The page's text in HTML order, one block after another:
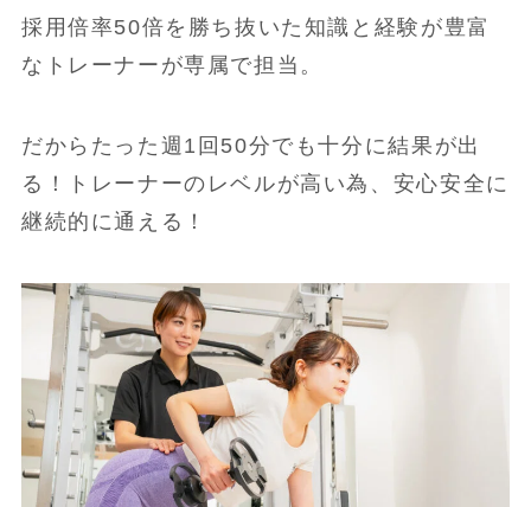
採用倍率50倍を勝ち抜いた知識と経験が豊富
なトレーナーが専属で担当。
だからたった週1回50分でも十分に結果が出
る！トレーナーのレベルが高い為、安心安全に
継続的に通える！